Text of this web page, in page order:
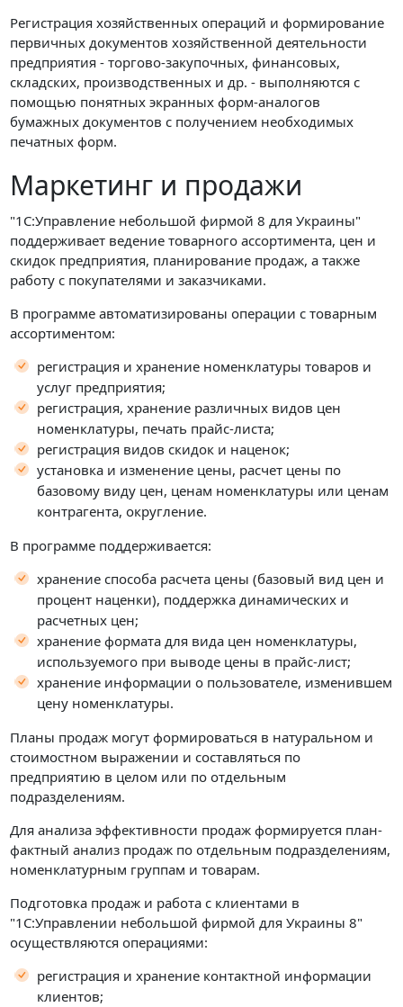
Регистрация хозяйственных операций и формирование
первичных документов хозяйственной деятельности
предприятия - торгово-закупочных, финансовых,
складских, производственных и др. - выполняются с
помощью понятных экранных форм-аналогов
бумажных документов с получением необходимых
печатных форм.
Маркетинг и продажи
"1С:Управление небольшой фирмой 8 для Украины"
поддерживает ведение товарного ассортимента, цен и
скидок предприятия, планирование продаж, а также
работу с покупателями и заказчиками.
В программе автоматизированы операции с товарным
ассортиментом:
регистрация и хранение номенклатуры товаров и
услуг предприятия;
регистрация, хранение различных видов цен
номенклатуры, печать прайс-листа;
регистрация видов скидок и наценок;
установка и изменение цены, расчет цены по
базовому виду цен, ценам номенклатуры или ценам
контрагента, округление.
В программе поддерживается:
хранение способа расчета цены (базовый вид цен и
процент наценки), поддержка динамических и
расчетных цен;
хранение формата для вида цен номенклатуры,
используемого при выводе цены в прайс-лист;
хранение информации о пользователе, изменившем
цену номенклатуры.
Планы продаж могут формироваться в натуральном и
стоимостном выражении и составляться по
предприятию в целом или по отдельным
подразделениям.
Для анализа эффективности продаж формируется план-
фактный анализ продаж по отдельным подразделениям,
номенклатурным группам и товарам.
Подготовка продаж и работа с клиентами в
"1С:Управлении небольшой фирмой для Украины 8"
осуществляются операциями:
регистрация и хранение контактной информации
клиентов;